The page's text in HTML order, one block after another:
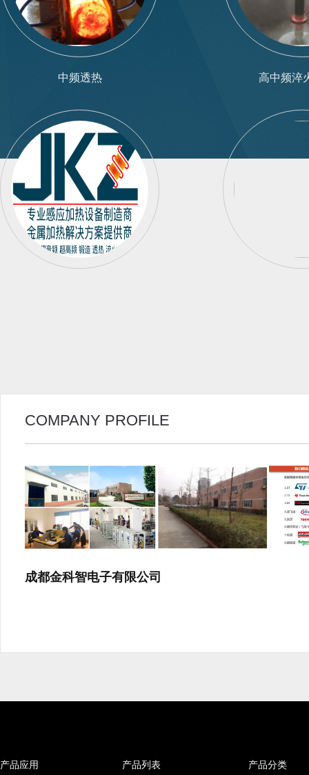
中频透热 高中频淬
COMPANY PROFILE
成都金科智电子有限公司
产品应用 产品列表 产品分类